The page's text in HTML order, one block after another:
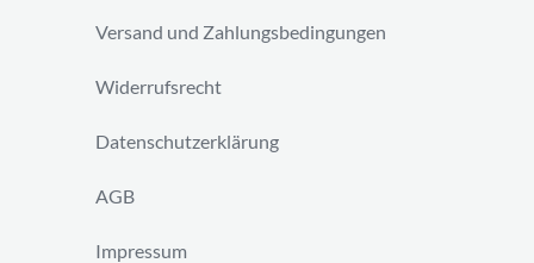
Versand und Zahlungsbedingungen
Widerrufsrecht
Datenschutzerklärung
AGB
Impressum